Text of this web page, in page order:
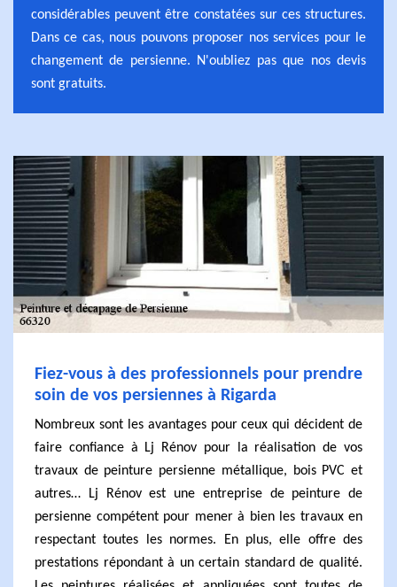
considérables peuvent être constatées sur ces structures.
Dans ce cas, nous pouvons proposer nos services pour le
changement de persienne. N'oubliez pas que nos devis
sont gratuits.
Fiez-vous à des professionnels pour prendre
soin de vos persiennes à Rigarda
Nombreux sont les avantages pour ceux qui décident de
faire confiance à Lj Rénov pour la réalisation de vos
travaux de peinture persienne métallique, bois PVC et
autres… Lj Rénov est une entreprise de peinture de
persienne compétent pour mener à bien les travaux en
respectant toutes les normes. En plus, elle offre des
prestations répondant à un certain standard de qualité.